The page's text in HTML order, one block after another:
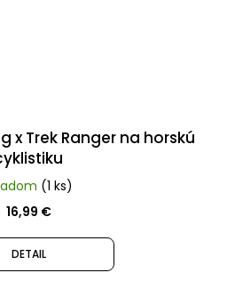
x Trek Ranger na horskú
(1 ks)
16,99 €
DETAIL